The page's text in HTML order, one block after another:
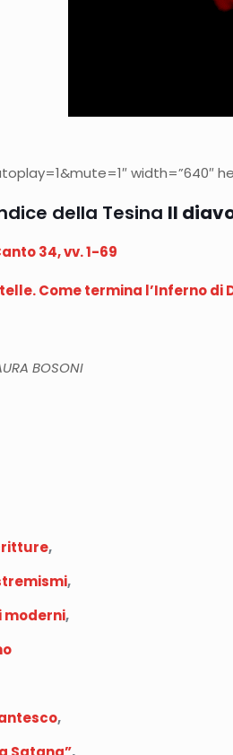
width=”640″
della Tesina Il
34, vv. 1-69
Come termina l’Inferno di
BOSONI
,
,
moderni,
,